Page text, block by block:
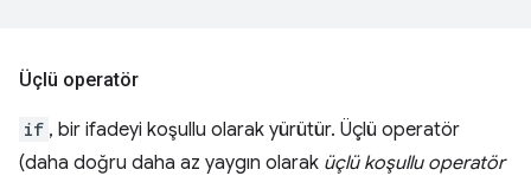
Üçlü operatör
if , bir ifadeyi koşullu olarak yürütür. Üçlü operatör
(daha doğru daha az yaygın olarak üçlü koşullu operatör